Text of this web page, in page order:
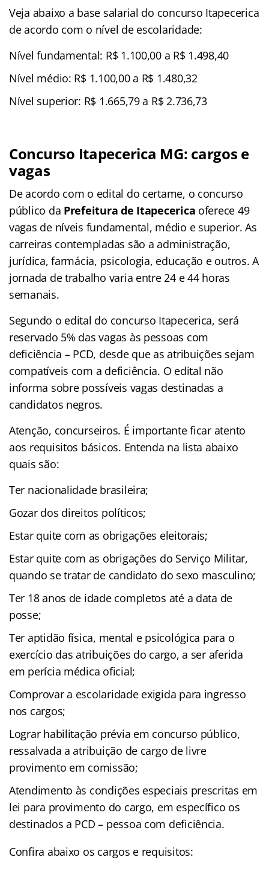
Veja abaixo a base salarial do concurso Itapecerica
de acordo com o nível de escolaridade:
Nível fundamental: R$ 1.100,00 a R$ 1.498,40
Nível médio: R$ 1.100,00 a R$ 1.480,32
Nível superior: R$ 1.665,79 a R$ 2.736,73
Concurso Itapecerica MG: cargos e
vagas
De acordo com o edital do certame, o concurso
público da Prefeitura de Itapecerica oferece 49
vagas de níveis fundamental, médio e superior. As
carreiras contempladas são a administração,
jurídica, farmácia, psicologia, educação e outros. A
jornada de trabalho varia entre 24 e 44 horas
semanais.
Segundo o edital do concurso Itapecerica, será
reservado 5% das vagas às pessoas com
deficiência – PCD, desde que as atribuições sejam
compatíveis com a deficiência. O edital não
informa sobre possíveis vagas destinadas a
candidatos negros.
Atenção, concurseiros. É importante ficar atento
aos requisitos básicos. Entenda na lista abaixo
quais são:
Ter nacionalidade brasileira;
Gozar dos direitos políticos;
Estar quite com as obrigações eleitorais;
Estar quite com as obrigações do Serviço Militar,
quando se tratar de candidato do sexo masculino;
Ter 18 anos de idade completos até a data de
posse;
Ter aptidão física, mental e psicológica para o
exercício das atribuições do cargo, a ser aferida
em perícia médica oficial;
Comprovar a escolaridade exigida para ingresso
nos cargos;
Lograr habilitação prévia em concurso público,
ressalvada a atribuição de cargo de livre
provimento em comissão;
Atendimento às condições especiais prescritas em
lei para provimento do cargo, em específico os
destinados a PCD – pessoa com deficiência.
Confira abaixo os cargos e requisitos: